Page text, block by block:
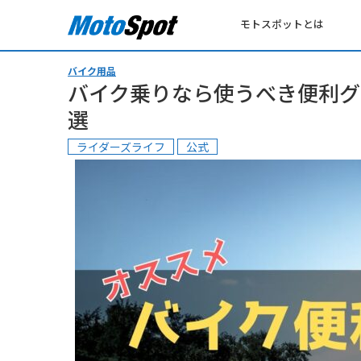
モトスポットとは
バイク用品
バイク乗りなら使うべき便利
選
ライダーズライフ 公式